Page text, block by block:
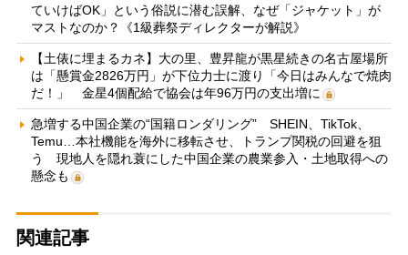
ていけばOK」という俗説に潜む誤解、なぜ「ジャケット」が
マストなのか？《1級葬祭ディレクターが解説》
【土俵に埋まるカネ】大の里、豊昇龍が黒星続きの名古屋場所
は「懸賞金2826万円」が下位力士に渡り「今日はみんなで焼肉
だ！」 金星4個配給で協会は年96万円の支出増に
急増する中国企業の“国籍ロンダリング” SHEIN、TikTok、
Temu…本社機能を海外に移転させ、トランプ関税の回避を狙
う 現地人を隠れ蓑にした中国企業の農業参入・土地取得への
懸念も
関連記事